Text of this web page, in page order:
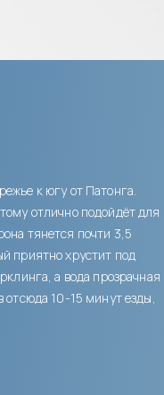
к югу от Патонга.
отлично подойдёт для
тянется почти 3,5
приятно хрустит под
а вода прозрачная
отсюда 10-15 минут езды,